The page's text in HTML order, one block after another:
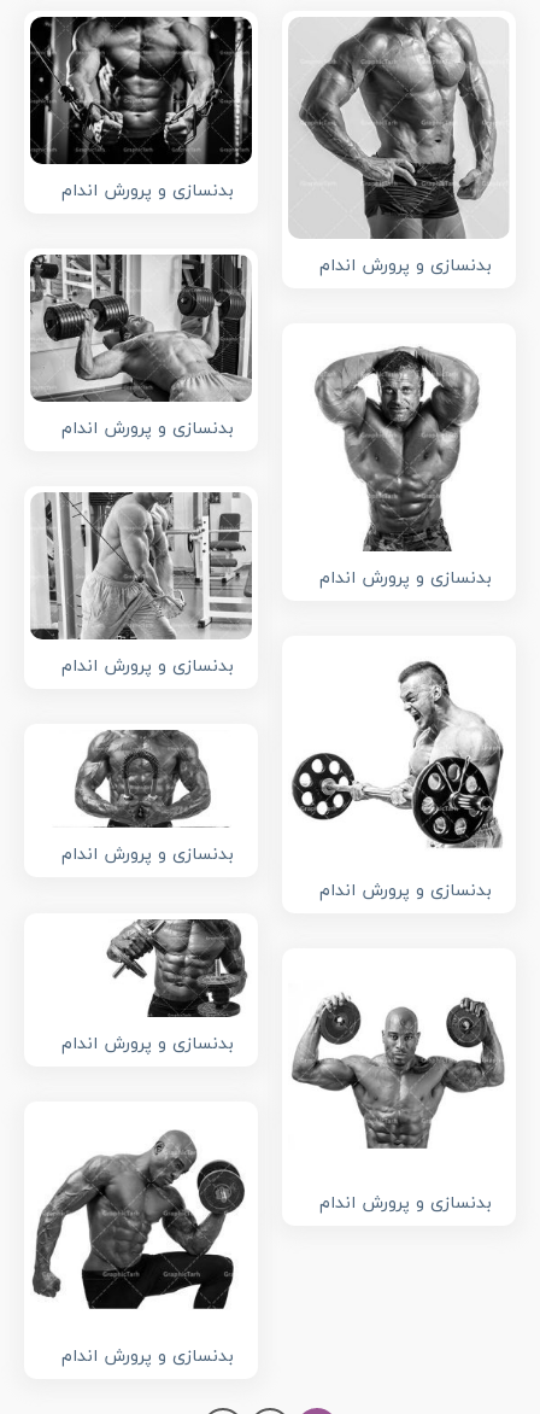
بدنسازی و پرورش اندام
بدنسازی و پرورش اندام
بدنسازی و پرورش اندام
بدنسازی و پرورش اندام
بدنسازی و پرورش اندام
بدنسازی و پرورش اندام
بدنسازی و پرورش اندام
بدنسازی و پرورش اندام
بدنسازی و پرورش اندام
بدنسازی و پرورش اندام